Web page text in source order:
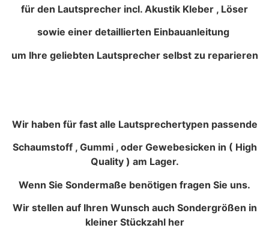
für den Lautsprecher incl. Akustik Kleber , Löser
sowie einer detaillierten Einbauanleitung
um Ihre geliebten Lautsprecher selbst zu reparieren
Wir haben für fast alle Lautsprechertypen passende
Schaumstoff , Gummi , oder Gewebesicken in ( High
Quality ) am Lager.
Wenn Sie Sondermaße benötigen fragen Sie uns.
Wir stellen auf Ihren Wunsch auch Sondergrößen in
kleiner Stückzahl her